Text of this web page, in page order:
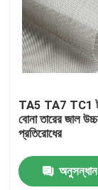
পণ্য
আমাদের সম্বন্ধে
কারখানা পরিদর্শন
গুণমান নিয়ন্ত্রণ
TA5 TA7 TC1
বোনা তারের জাল
প্রতিরোধের
অনুসন্ধান